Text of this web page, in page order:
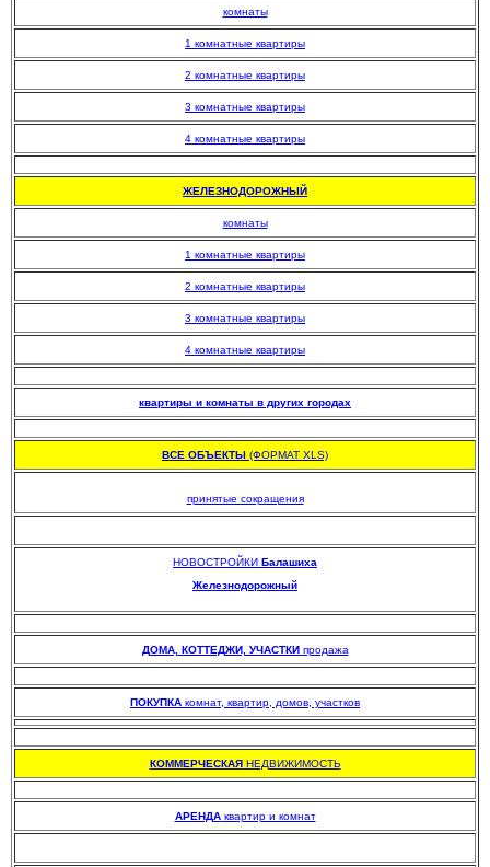
комнаты
1 комнатные квартиры
2 комнатные квартиры
3 комнатные квартиры
4 комнатные квартиры
ЖЕЛЕЗНОДОРОЖНЫЙ
комнаты
1 комнатные квартиры
2 комнатные квартиры
3 комнатные квартиры
4 комнатные квартиры
квартиры и комнаты в других городах
ВСЕ ОБЪЕКТЫ (ФОРМАТ XLS)
принятые сокращения
НОВОСТРОЙКИ Балашиха
Железнодорожный
ДОМА, КОТТЕДЖИ, УЧАСТКИ продажа
ПОКУПКА комнат, квартир, домов, участков
КОММЕРЧЕСКАЯНЕДВИЖИМОСТЬ
АРЕНДАквартир и комнат